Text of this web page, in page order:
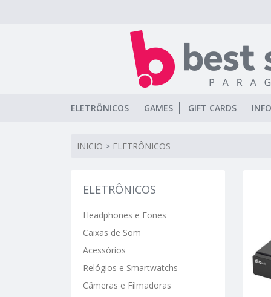
ELETRÔNICOS GAMES GIFT CARDS
INICIO > ELETRÔNICOS
ELETRÔNICOS
Headphones e Fones
Caixas de Som
Acessórios
Relógios e Smartwatchs
Câmeras e Filmadoras